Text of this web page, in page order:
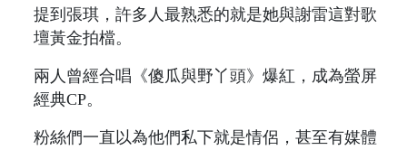
提到張琪，許多人最熟悉的就是她與謝雷這對歌
壇黃金拍檔。
兩人曾經合唱《傻瓜與野丫頭》爆紅，成為螢屏
經典CP。
粉絲們一直以為他們私下就是情侶，甚至有媒體